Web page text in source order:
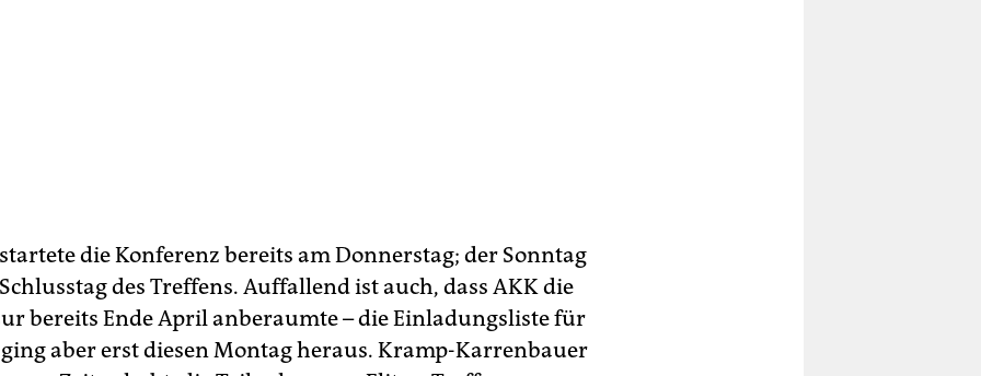
die Konferenz bereits am Donnerstag; der Sonntag
des Treffens. Auffallend ist auch, dass AKK die
bereits Ende April anberaumte – die Einladungsliste für
aber erst diesen Montag heraus. Kramp-Karrenbauer